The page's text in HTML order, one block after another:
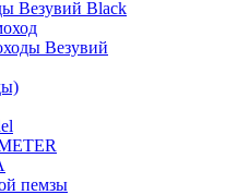
Везувий Black
Везувий
пемзы